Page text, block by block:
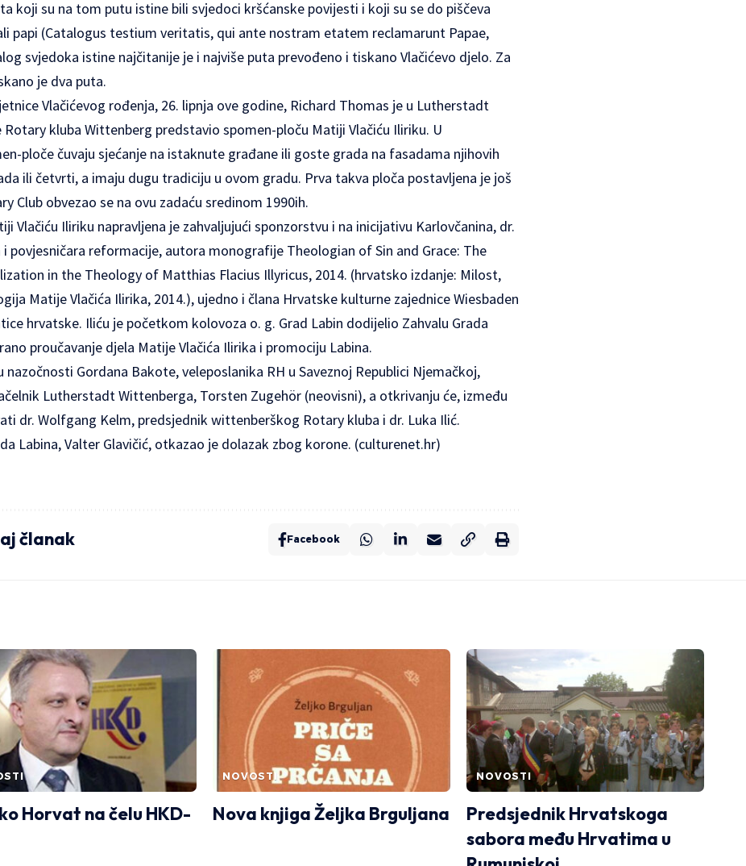
koji su na tom putu istine bili svjedoci kršćanske povijesti i koji su se do piščeva
papi (Catalogus testium veritatis, qui ante nostram etatem reclamarunt Papae,
svjedoka istine najčitanije je i najviše puta prevođeno i tiskano Vlačićevo djelo. Za
je dva puta.
Vlačićevog rođenja, 26. lipnja ove godine, Richard Thomas je u Lutherstadt
kluba Wittenberg predstavio spomen-ploču Matiji Vlačiću Iliriku. U
ploče čuvaju sjećanje na istaknute građane ili goste grada na fasadama njihovih
ili četvrti, a imaju dugu tradiciju u ovom gradu. Prva takva ploča postavljena je još
Club obvezao se na ovu zadaću sredinom 1990ih.
Vlačiću Iliriku napravljena je zahvaljujući sponzorstvu i na inicijativu Karlovčanina, dr.
povjesničara reformacije, autora monografije Theologian of Sin and Grace: The
in the Theology of Matthias Flacius Illyricus, 2014. (hrvatsko izdanje: Milost,
Matije Vlačića Ilirika, 2014.), ujedno i člana Hrvatske kulturne zajednice Wiesbaden
hrvatske. Iliću je početkom kolovoza o. g. Grad Labin dodijelio Zahvalu Grada
proučavanje djela Matije Vlačića Ilirika i promociju Labina.
nazočnosti Gordana Bakote, veleposlanika RH u Saveznoj Republici Njemačkoj,
Lutherstadt Wittenberga, Torsten Zugehör (neovisni), a otkrivanju će, između
dr. Wolfgang Kelm, predsjednik wittenberškog Rotary kluba i dr. Luka Ilić.
Labina, Valter Glavičić, otkazao je dolazak zbog korone. (culturenet.hr)
članak Facebook
Horvat na čelu HKD-
NOVOSTI
Nova knjiga Željka Brguljana
NOVOSTI
Predsjednik Hrvatskoga
sabora među Hrvatima u